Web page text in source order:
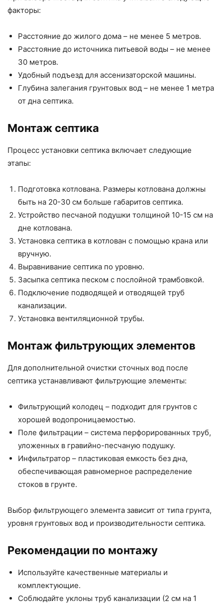
факторы:
Расстояние до жилого дома – не менее 5 метров.
Расстояние до источника питьевой воды – не менее
30 метров.
Удобный подъезд для ассенизаторской машины.
Глубина залегания грунтовых вод – не менее 1 метра
от дна септика.
Монтаж септика
Процесс установки септика включает следующие
этапы:
Подготовка котлована. Размеры котлована должны
быть на 20-30 см больше габаритов септика.
Устройство песчаной подушки толщиной 10-15 см на
дне котлована.
Установка септика в котлован с помощью крана или
вручную.
Выравнивание септика по уровню.
Засыпка септика песком с послойной трамбовкой.
Подключение подводящей и отводящей труб
канализации.
Установка вентиляционной трубы.
Монтаж фильтрующих элементов
Для дополнительной очистки сточных вод после
септика устанавливают фильтрующие элементы:
Фильтрующий колодец – подходит для грунтов с
хорошей водопроницаемостью.
Поле фильтрации – система перфорированных труб,
уложенных в гравийно-песчаную подушку.
Инфильтратор – пластиковая емкость без дна,
обеспечивающая равномерное распределение
стоков в грунте.
Выбор фильтрующего элемента зависит от типа грунта,
уровня грунтовых вод и производительности септика.
Рекомендации по монтажу
Используйте качественные материалы и
комплектующие.
Соблюдайте уклоны труб канализации (2 см на 1